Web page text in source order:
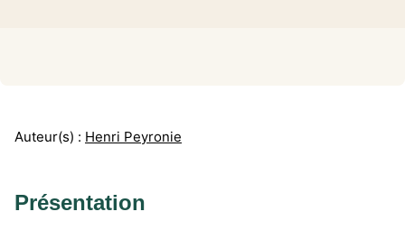
Auteur(s) : Henri Peyronie
Présentation